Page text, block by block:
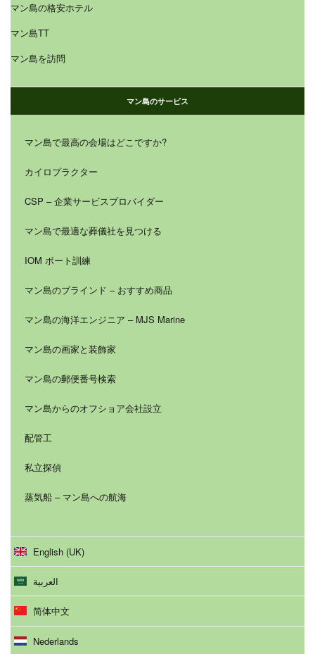
マン島の格安ホテル
マン島TT
マン島を訪問
マン島のサービス
マン島で最高の会場はどこですか?
カイロプラクター
CSP – 企業サービスプロバイダー
マン島で最適な葬儀社を見つける
IOM ボート訓練
マン島のブラインド – おすすめ商品
マン島の海洋エンジニア – MJS Marine
マン島の画家と装飾家
マン島の郵便番号検索
マン島からのオフショア会社設立
配管工
私立探偵
蒸気船 – マン島への航海
English (UK)
العربية
简体中文
Nederlands